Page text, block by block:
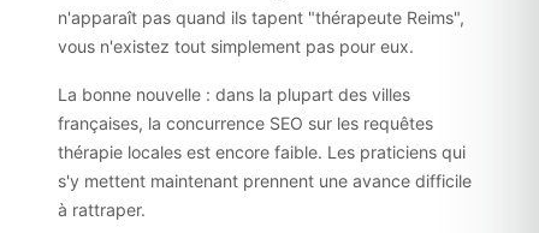
n'apparaît pas quand ils tapent "thérapeute Reims",
vous n'existez tout simplement pas pour eux.
La bonne nouvelle : dans la plupart des villes
françaises, la concurrence SEO sur les requêtes
thérapie locales est encore faible. Les praticiens qui
s'y mettent maintenant prennent une avance difficile
à rattraper.